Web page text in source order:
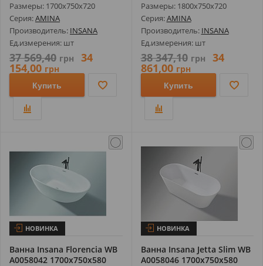
Размеры: 1700х750х720
Серия:AMINA
Производитель: INSANA
Ед.измерения: шт
37 569,40 грн 34
154,00 грн
Купить
Размеры: 1800х750х720
Серия:AMINA
Производитель: INSANA
Ед.измерения: шт
38 347,10 грн 34
861,00 грн
Купить
НОВИНКА
Ванна Insana Florencia WB
А0058042 1700х750х580
НОВИНКА
Ванна Insana Jetta Slim WB
А0058046 1700х750х580